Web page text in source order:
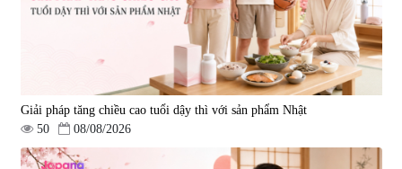
Giải pháp tăng chiều cao tuổi dậy thì với sản phẩm Nhật
50
08/08/2026